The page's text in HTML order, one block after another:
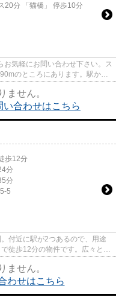
20分 「猫橋」 停歩10分
気軽にお問い合わせ下さい。ス
のところにあります。駅から
ません。
合わせはこちら
歩12分
分
分
5
付近に駅が2つあるので、用途
徒歩12分の物件です。広々とし
ません。
わせはこちら